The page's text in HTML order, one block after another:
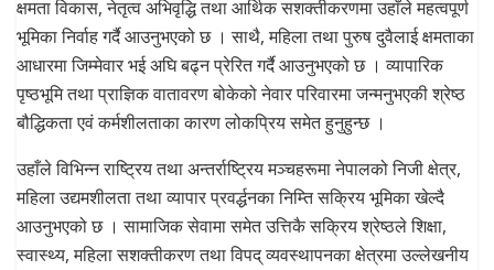
क्षमता विकास, नेतृत्व अभिवृद्धि तथा आर्थिक सशक्तीकरणमा उहाँले महत्वपूर्ण
भूमिका निर्वाह गर्दै आउनुभएको छ । साथै, महिला तथा पुरुष दुवैलाई क्षमताका
आधारमा जिम्मेवार भई अघि बढ्न प्रेरित गर्दै आउनुभएको छ । व्यापारिक
पृष्ठभूमि तथा प्राज्ञिक वातावरण बोकेको नेवार परिवारमा जन्मनुभएकी श्रेष्ठ
बौद्धिकता एवं कर्मशीलताका कारण लोकप्रिय समेत हुनुहुन्छ ।
उहाँले विभिन्न राष्ट्रिय तथा अन्तर्राष्ट्रिय मञ्चहरूमा नेपालको निजी क्षेत्र,
महिला उद्यमशीलता तथा व्यापार प्रवर्द्धनका निम्ति सक्रिय भूमिका खेल्दै
आउनुभएको छ । सामाजिक सेवामा समेत उत्तिकै सक्रिय श्रेष्ठले शिक्षा,
स्वास्थ्य, महिला सशक्तीकरण तथा विपद् व्यवस्थापनका क्षेत्रमा उल्लेखनीय